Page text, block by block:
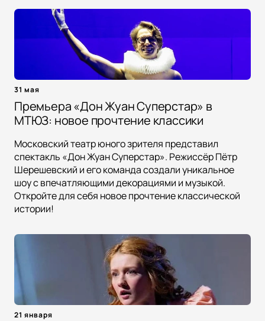
31 мая
Премьера «Дон Жуан Суперстар» в
МТЮЗ: новое прочтение классики
Московский театр юного зрителя представил
спектакль «Дон Жуан Суперстар». Режиссёр Пётр
Шерешевский и его команда создали уникальное
шоу с впечатляющими декорациями и музыкой.
Откройте для себя новое прочтение классической
истории!
21 января